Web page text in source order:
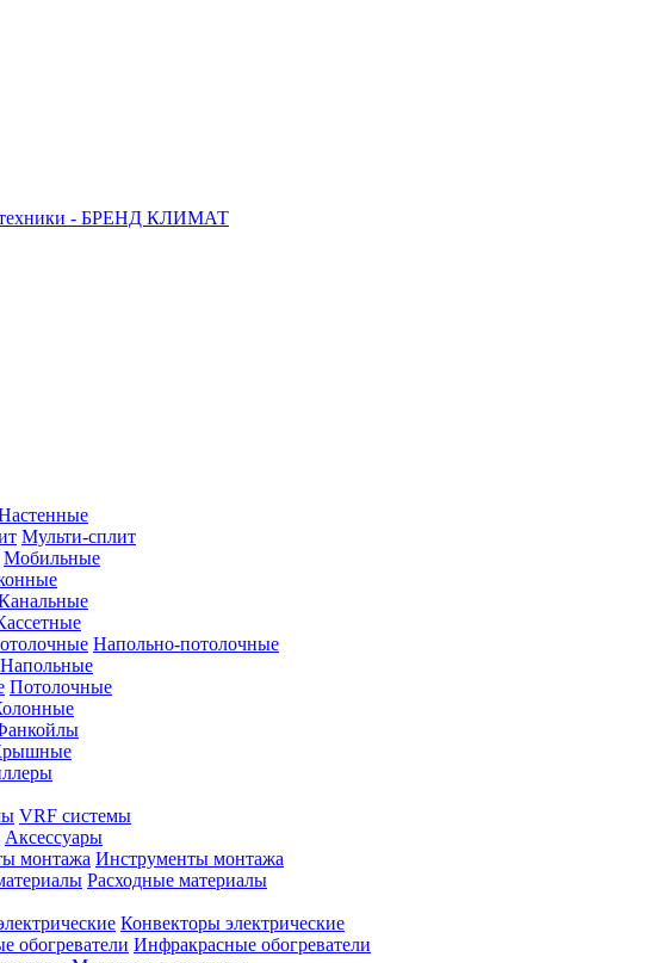
Мульти-сплит
Мобильные
Напольно-потолочные
Напольные
Потолочные
VRF системы
Аксессуары
Инструменты монтажа
Расходные материалы
Конвекторы электрические
Инфракрасные обогреватели